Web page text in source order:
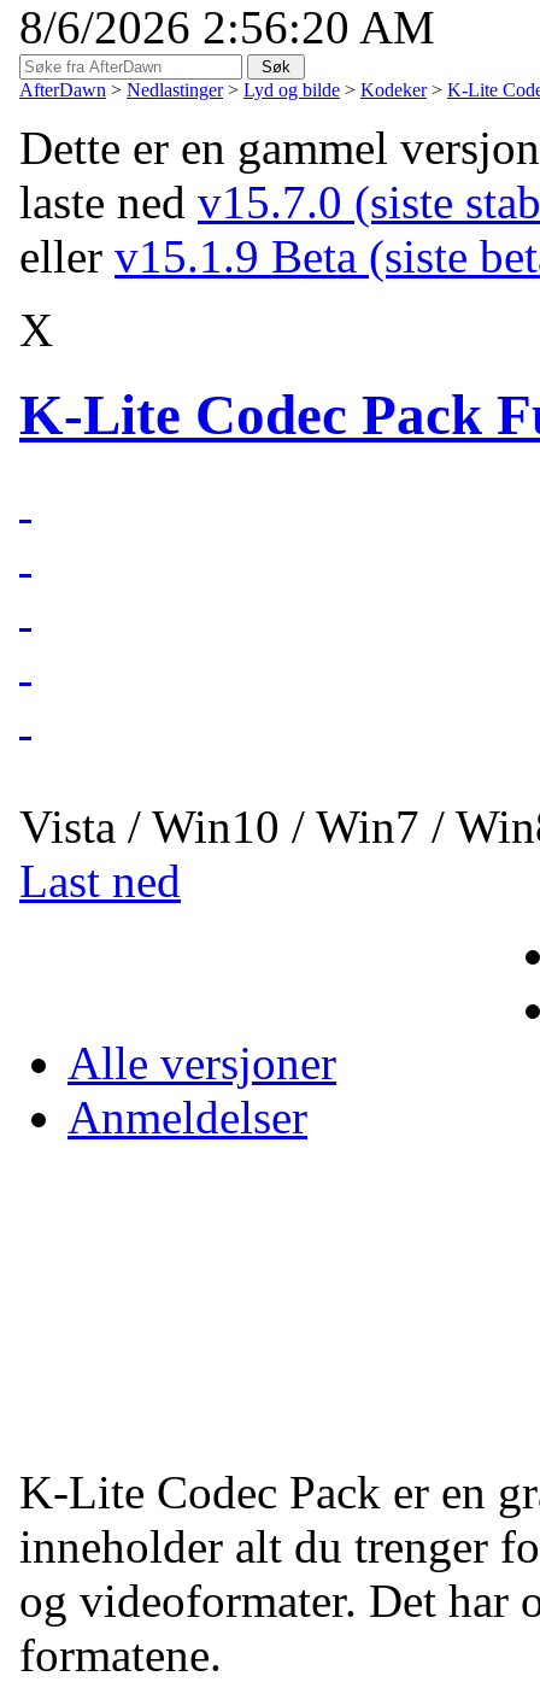
8/6/2026 2:56:20 AM
AfterDawn > Nedlastinger > Lyd og bilde > Kodeker > K-Lite
Dette er en gammel
laste ned v15.7.0 (siste
eller v15.1.9 Beta (siste
X
K-Lite Codec Pack
Vista / Win10 / Win7 /
Last ned
Alle versjoner
Anmeldelser
K-Lite Codec Pack er en
inneholder alt du trenger
og videoformater. Det har
formatene.